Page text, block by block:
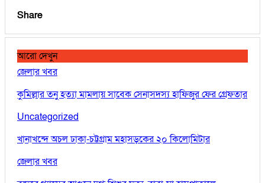
Share
আরো দেখুন
জেলার খবর
কুমিল্লার তনু হত্যা মামলায় সাবেক সেনাসদস্য হাফিজুর ফের গ্রেফতার
Uncategorized
খানাখন্দে অচল ঢাকা-চট্টগ্রাম মহাসড়কের ২০ কিলোমিটার
জেলার খবর